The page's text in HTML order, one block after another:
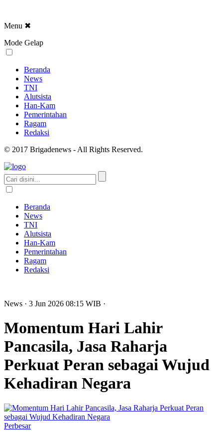
Menu ✖
Mode Gelap
Beranda
News
TNI
Alutsista
Han-Kam
Pemerintahan
Ragam
Redaksi
© 2017 Brigadenews - All Rights Reserved.
Beranda
News
TNI
Alutsista
Han-Kam
Pemerintahan
Ragam
Redaksi
News · 3 Jun 2026 08:15 WIB ·
Momentum Hari Lahir
Pancasila, Jasa Raharja
Perkuat Peran sebagai Wujud
Kehadiran Negara
Perbesar